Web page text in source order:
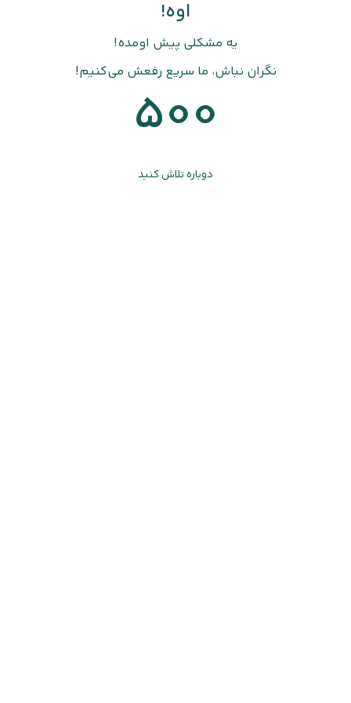
اوه!
یه مشکلی پیش اومده!
نگران نباش، ما سریع رفعش می‌کنیم!
500
دوباره تلاش کنید